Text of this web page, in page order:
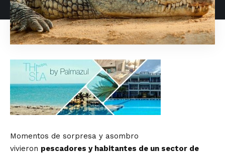
Momentos de sorpresa y asombro
vivieron pescadores y habitantes de un sector de